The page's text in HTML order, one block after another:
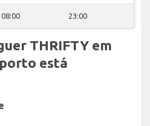
08:00 23:00
THRIFTY em
está